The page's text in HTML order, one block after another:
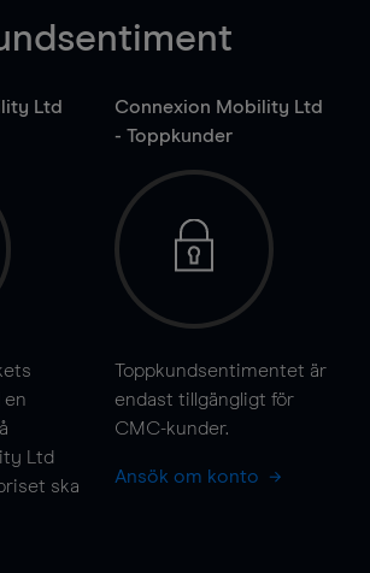
Ltd
en
Ltd
ska
Connexion Mobility Ltd
- Toppkunder
Toppkundsentimentet är
endast tillgängligt för
CMC-kunder.
Ansök om konto